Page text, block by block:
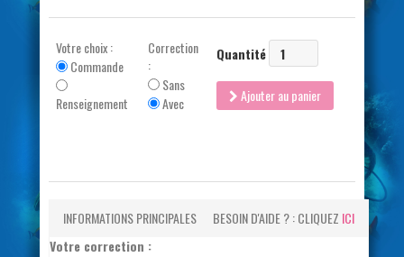
Votre choix :
Commande
Renseignement
Correction
:
Sans
Avec
Quantité
Ajouter au panier
INFORMATIONS PRINCIPALES BESOIN D'AIDE ? : CLIQUEZ ICI
Votre correction :